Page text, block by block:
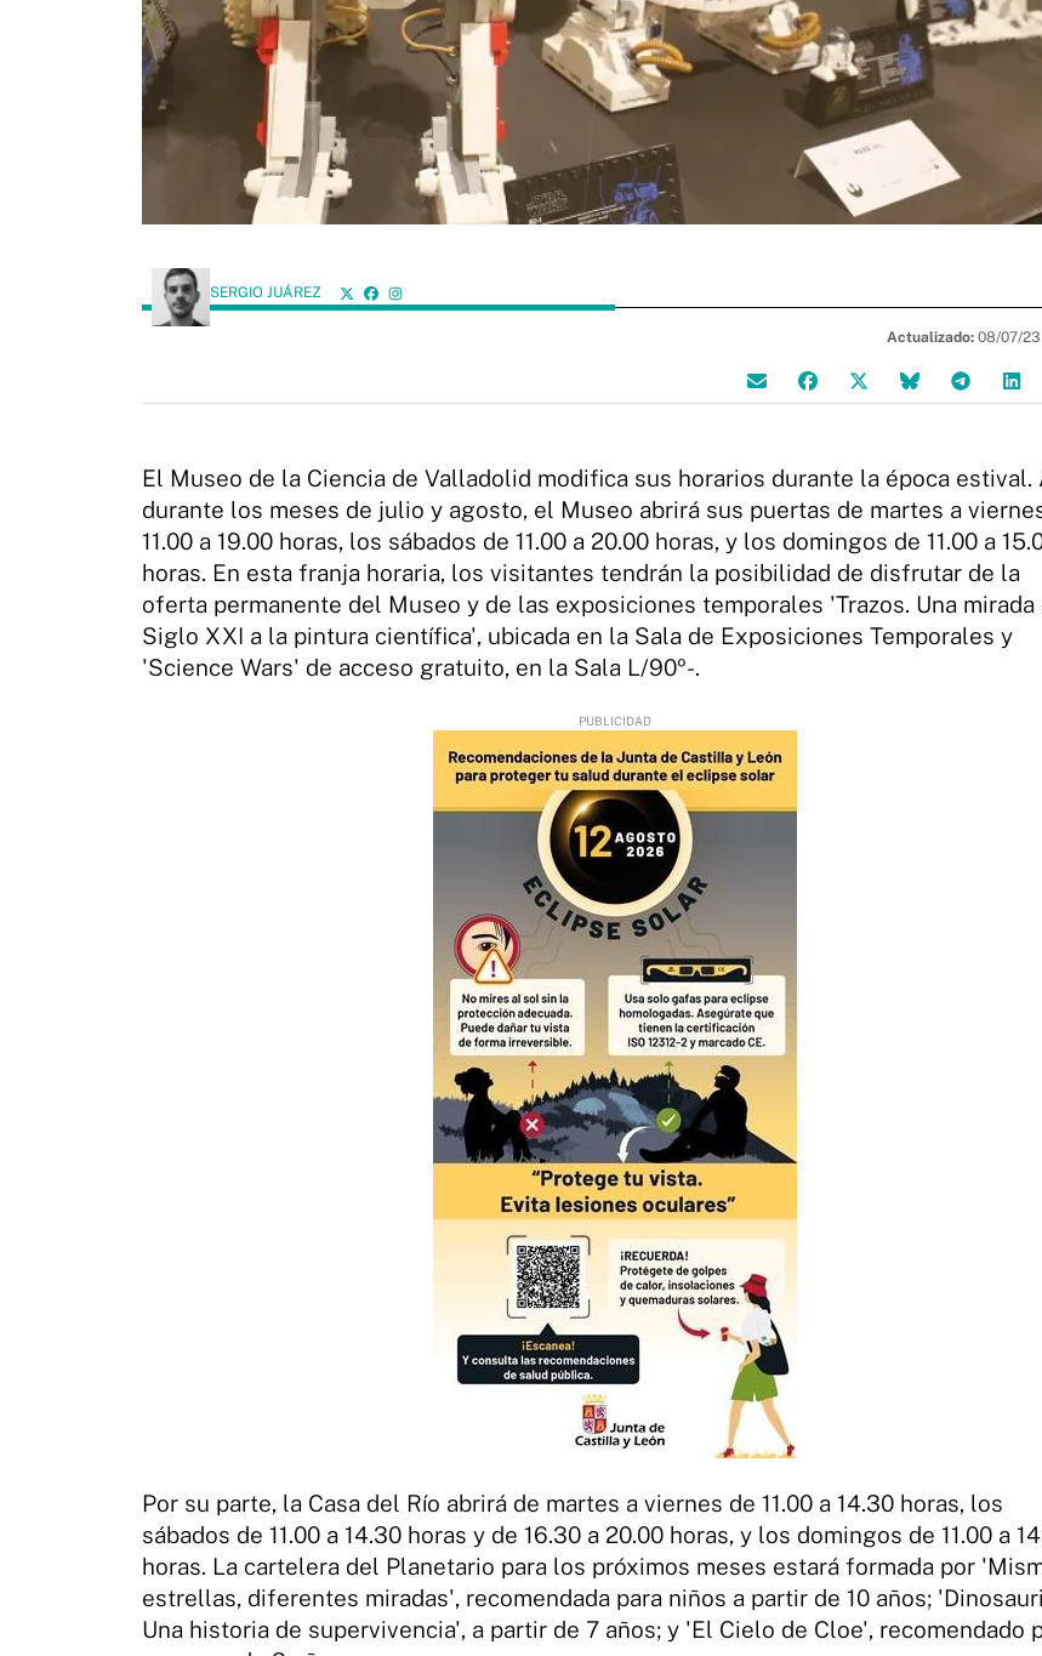
SERGIO JUÁREZ
Actualizado: 08/07/23 |
El Museo de la Ciencia de Valladolid modifica sus horarios durante la época estival.
durante los meses de julio y agosto, el Museo abrirá sus puertas de martes a
11.00 a 19.00 horas, los sábados de 11.00 a 20.00 horas, y los domingos de 11.00 a
horas. En esta franja horaria, los visitantes tendrán la posibilidad de disfrutar de la
oferta permanente del Museo y de las exposiciones temporales 'Trazos. Una mirada
Siglo XXI a la pintura científica', ubicada en la Sala de Exposiciones Temporales y
'Science Wars' de acceso gratuito, en la Sala L/90º-.
Por su parte, la Casa del Río abrirá de martes a viernes de 11.00 a 14.30 horas, los
sábados de 11.00 a 14.30 horas y de 16.30 a 20.00 horas, y los domingos de 11.00 a
horas. La cartelera del Planetario para los próximos meses estará formada por
estrellas, diferentes miradas', recomendada para niños a partir de 10 años;
Una historia de supervivencia', a partir de 7 años; y 'El Cielo de Cloe', recomendado